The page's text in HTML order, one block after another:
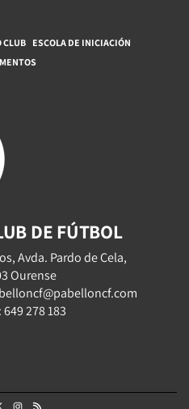
CLUB ESCOLA DE INICIACIÓN
DE FÚTBOL
Avda. Pardo de Cela,
Ourense
278 183
Instagram